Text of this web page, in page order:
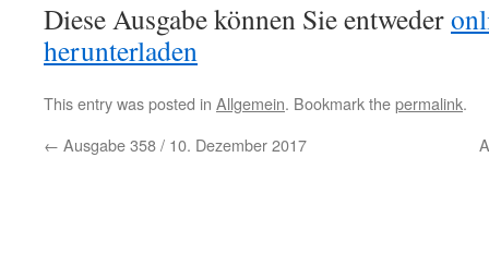
Diese Ausgabe können Sie entweder
herunterladen
This entry was posted in Allgemein. Bookmark thepermalink.
← Ausgabe 358 / 10. Dezember 2017